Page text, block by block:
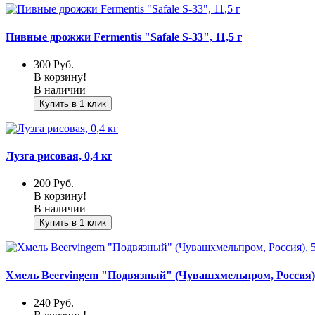
Пивные дрожжи Fermentis "Safale S-33", 11,5 г
300 Руб.
В корзину!
В наличии
Купить в 1 клик
Лузга рисовая, 0,4 кг
200 Руб.
В корзину!
В наличии
Купить в 1 клик
Хмель Beervingem "Подвязный" (Чувашхмельпром,
240 Руб.